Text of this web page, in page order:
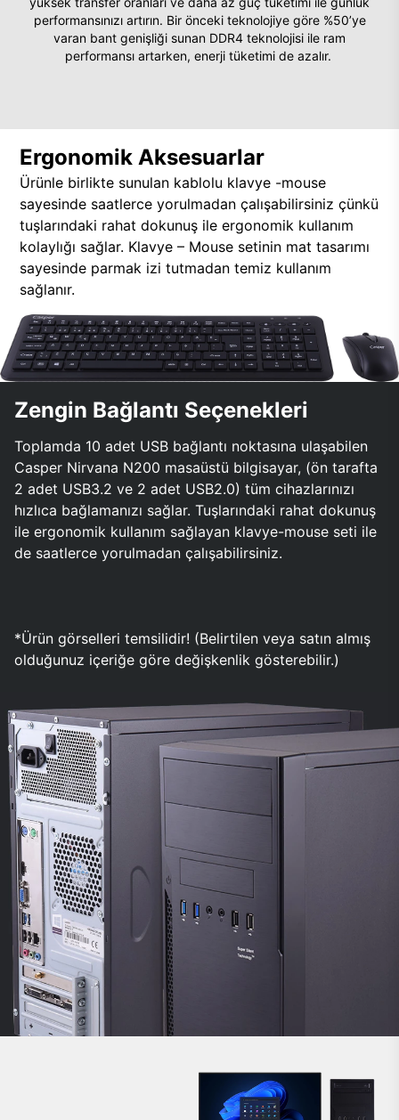
performansınızı artırın. Bir önceki teknolojiye göre %50’ye
varan bant genişliği sunan DDR4 teknolojisi ile ram
performansı artarken, enerji tüketimi de azalır.
Ergonomik Aksesuarlar
Ürünle birlikte sunulan kablolu klavye -mouse
sayesinde saatlerce yorulmadan çalışabilirsiniz çünkü
tuşlarındaki rahat dokunuş ile ergonomik kullanım
kolaylığı sağlar. Klavye – Mouse setinin mat tasarımı
sayesinde parmak izi tutmadan temiz kullanım
sağlanır.
Zengin Bağlantı Seçenekleri
Toplamda 10 adet USB bağlantı noktasına ulaşabilen
Casper Nirvana N200 masaüstü bilgisayar, (ön tarafta
2 adet USB3.2 ve 2 adet USB2.0) tüm cihazlarınızı
hızlıca bağlamanızı sağlar. Tuşlarındaki rahat dokunuş
ile ergonomik kullanım sağlayan klavye-mouse seti ile
de saatlerce yorulmadan çalışabilirsiniz.
*Ürün görselleri temsilidir! (Belirtilen veya satın almış
olduğunuz içeriğe göre değişkenlik gösterebilir.)